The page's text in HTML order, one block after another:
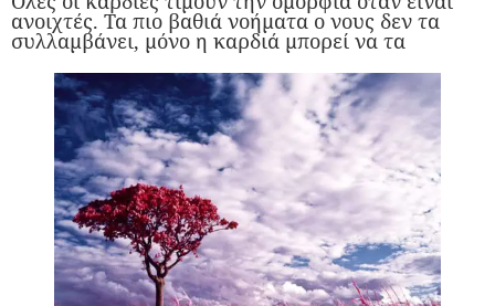
ανοιχτές. Τα πιο βαθιά νοήματα ο νους δεν τα
συλλαμβάνει, μόνο η καρδιά μπορεί να τα